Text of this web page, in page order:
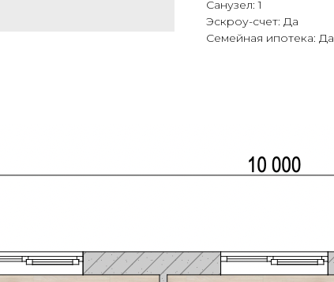
Санузел: 1
Эскроу-счет: Да
Семейная ипотека: Да